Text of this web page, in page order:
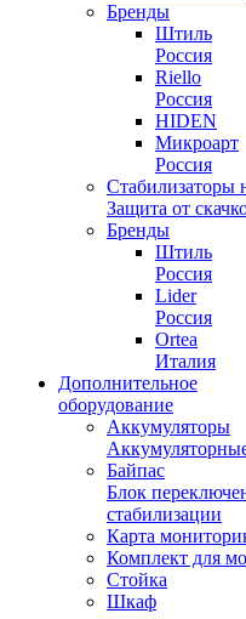
Бренды
Штиль
Россия
Riello
Россия
HIDEN
Микроарт
Россия
Стабилизаторы
Защита от
Бренды
Штиль
Россия
Lider
Россия
Ortea
Италия
Дополнительное
оборудование
Аккумуляторы
Байпас
Блок
стабилизации
Карта
Комплект для
Стойка
Шкаф